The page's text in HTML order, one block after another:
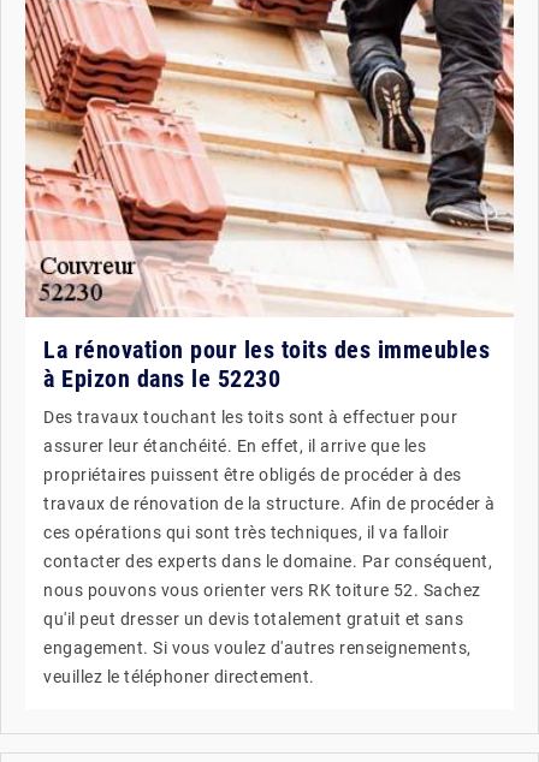
La rénovation pour les toits des immeubles
à Epizon dans le 52230
Des travaux touchant les toits sont à effectuer pour
assurer leur étanchéité. En effet, il arrive que les
propriétaires puissent être obligés de procéder à des
travaux de rénovation de la structure. Afin de procéder à
ces opérations qui sont très techniques, il va falloir
contacter des experts dans le domaine. Par conséquent,
nous pouvons vous orienter vers RK toiture 52. Sachez
qu'il peut dresser un devis totalement gratuit et sans
engagement. Si vous voulez d'autres renseignements,
veuillez le téléphoner directement.